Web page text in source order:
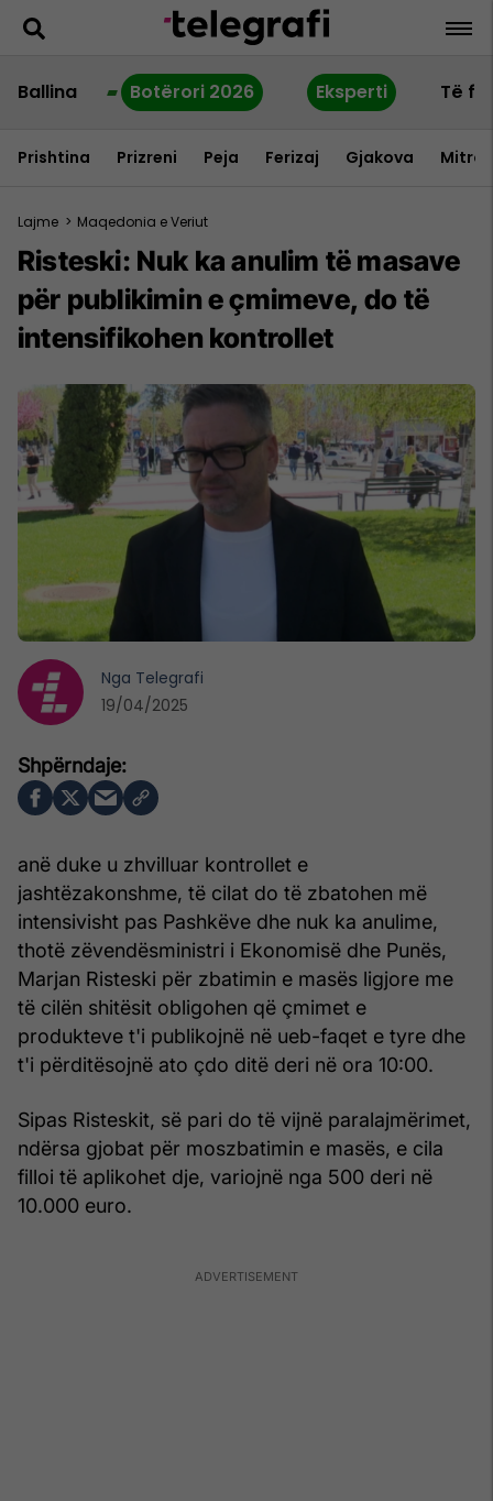
Ballina Botërori 2026 Eksperti Të
Prishtina Prizreni Peja Ferizaj Gjakova
Lajme > Maqedonia e Veriut
Risteski: Nuk ka anulim të masave
për publikimin e çmimeve, do të
intensifikohen kontrollet
anë duke u zhvilluar kontrollet e
jashtëzakonshme, të cilat do të zbatohen më
intensivisht pas Pashkëve dhe nuk ka anulime,
thotë zëvendësministri i Ekonomisë dhe Punës,
Marjan Risteski për zbatimin e masës ligjore me
të cilën shitësit obligohen që çmimet e
produkteve t'i publikojnë në ueb-faqet e tyre dhe
t'i përditësojnë ato çdo ditë deri në ora 10:00.
Sipas Risteskit, së pari do të vijnë paralajmërimet,
ndërsa gjobat për moszbatimin e masës, e cila
filloi të aplikohet dje, variojnë nga 500 deri në
10.000 euro.
Nga Telegrafi
19/04/2025